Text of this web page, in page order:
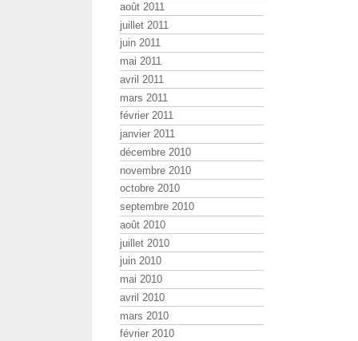
août 2011
juillet 2011
juin 2011
mai 2011
avril 2011
mars 2011
février 2011
janvier 2011
décembre 2010
novembre 2010
octobre 2010
septembre 2010
août 2010
juillet 2010
juin 2010
mai 2010
avril 2010
mars 2010
février 2010